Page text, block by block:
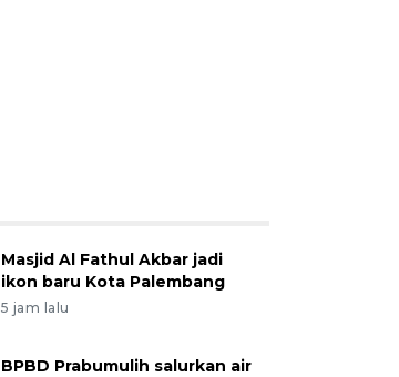
Masjid Al Fathul Akbar jadi
ikon baru Kota Palembang
5 jam lalu
BPBD Prabumulih salurkan air